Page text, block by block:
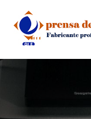
content